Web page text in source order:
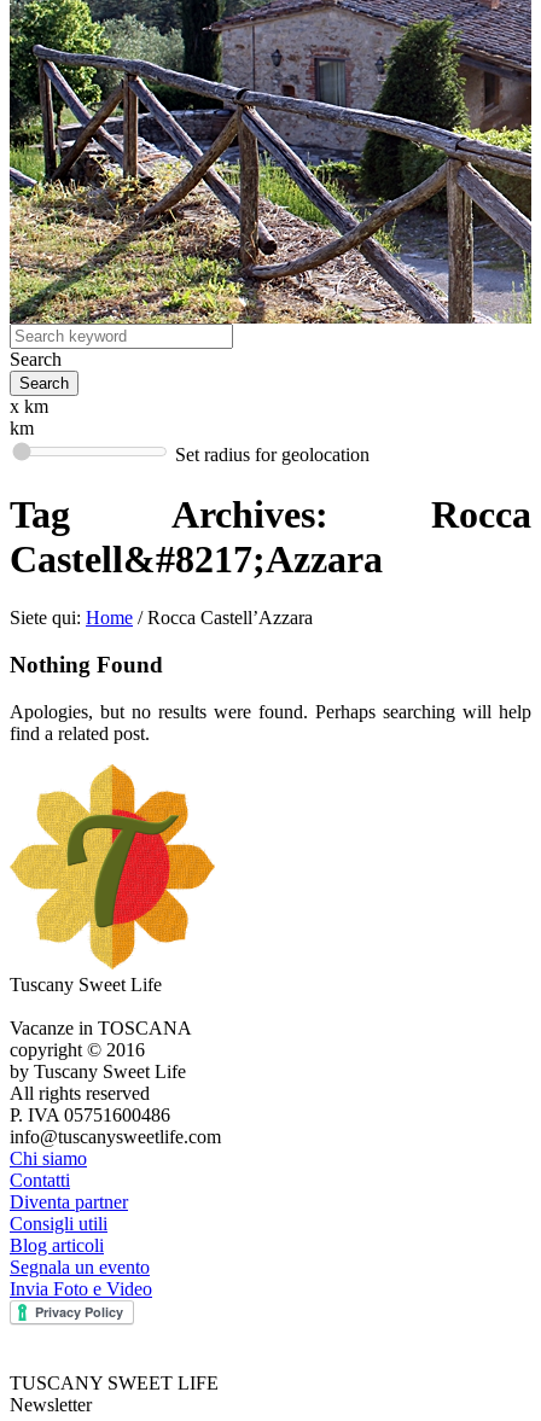
Search
x km
km
Set radius for geolocation
Tag Archives: Rocca
Castell&#8217;Azzara
Siete qui: Home / Rocca Castell’Azzara
Nothing Found
Apologies, but no results were found. Perhaps searching will help
find a related post.
Tuscany Sweet Life
Vacanze in TOSCANA
copyright © 2016
by Tuscany Sweet Life
All rights reserved
P. IVA 05751600486
info@tuscanysweetlife.com
Chi siamo
Contatti
Diventa partner
Consigli utili
Blog articoli
Segnala un evento
Invia Foto e Video
TUSCANY SWEET LIFE
Newsletter